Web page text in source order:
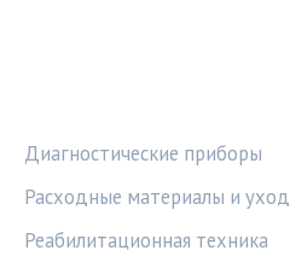
Диагностические приборы
Расходные материалы и уход
Реабилитационная техника